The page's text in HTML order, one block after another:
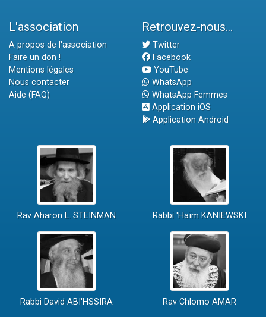
L'association
A propos de l'association
Faire un don !
Mentions légales
Nous contacter
Aide (FAQ)
Retrouvez-nous...
Twitter
Facebook
YouTube
WhatsApp
WhatsApp Femmes
Application iOS
Application Android
Rav Aharon L. STEINMAN Rabbi 'Haïm KANIEWSKI
Rabbi David ABI'HSSIRA Rav Chlomo AMAR